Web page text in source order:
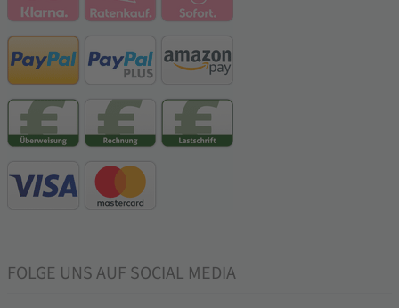
FOLGE UNS AUF SOCIAL MEDIA